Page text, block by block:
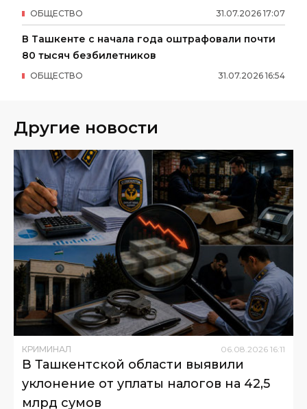
31.07.2026 17:07
ОБЩЕСТВО
В Ташкенте с начала года оштрафовали почти
80 тысяч безбилетников
31.07.2026 16:54
ОБЩЕСТВО
Другие новости
КРИМИНАЛ 06.08.2026 16:11
В Ташкентской области выявили
уклонение от уплаты налогов на 42,5
млрд сумов